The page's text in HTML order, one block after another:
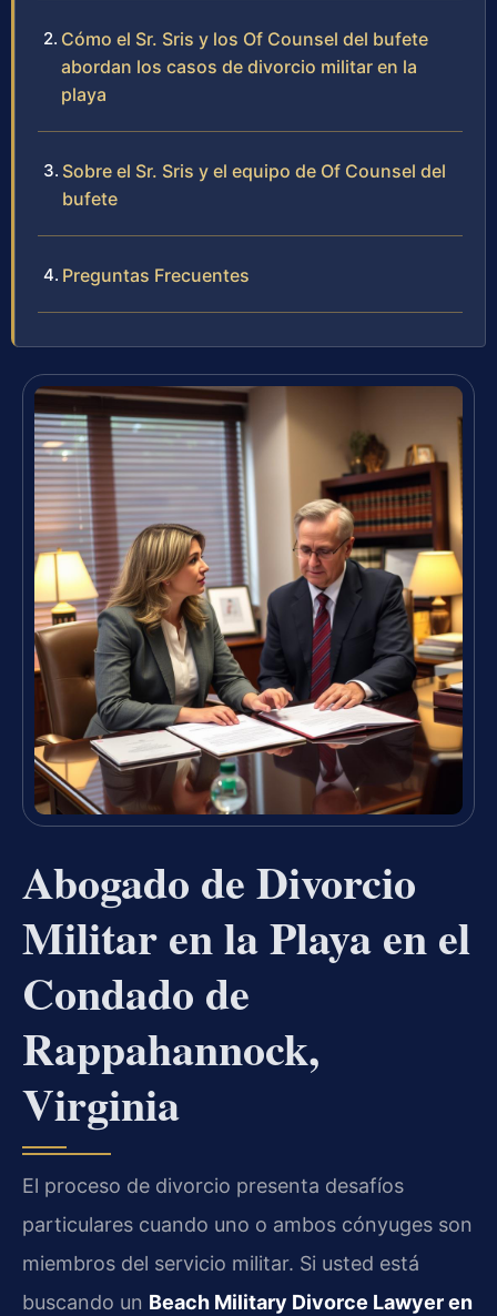
Cómo el Sr. Sris y los Of Counsel del bufete
abordan los casos de divorcio militar en la
playa
Sobre el Sr. Sris y el equipo de Of Counsel del
bufete
Preguntas Frecuentes
Abogado de Divorcio
Militar en la Playa en el
Condado de
Rappahannock,
Virginia
El proceso de divorcio presenta desafíos
particulares cuando uno o ambos cónyuges son
miembros del servicio militar. Si usted está
buscando un Beach Military Divorce Lawyer en